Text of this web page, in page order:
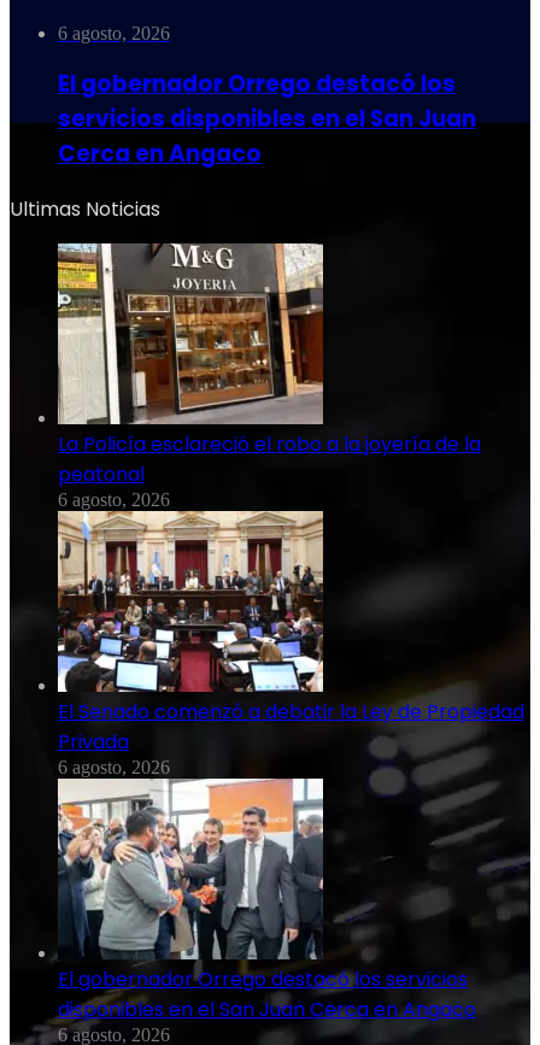
6 agosto, 2026
El gobernador Orrego destacó los
servicios disponibles en el San Juan
Cerca en Angaco
Ultimas Noticias
La Policía esclareció el robo a la joyería de la
peatonal
6 agosto, 2026
El Senado comenzó a debatir la Ley de Propiedad
Privada
6 agosto, 2026
El gobernador Orrego destacó los servicios
disponibles en el San Juan Cerca en Angaco
6 agosto, 2026